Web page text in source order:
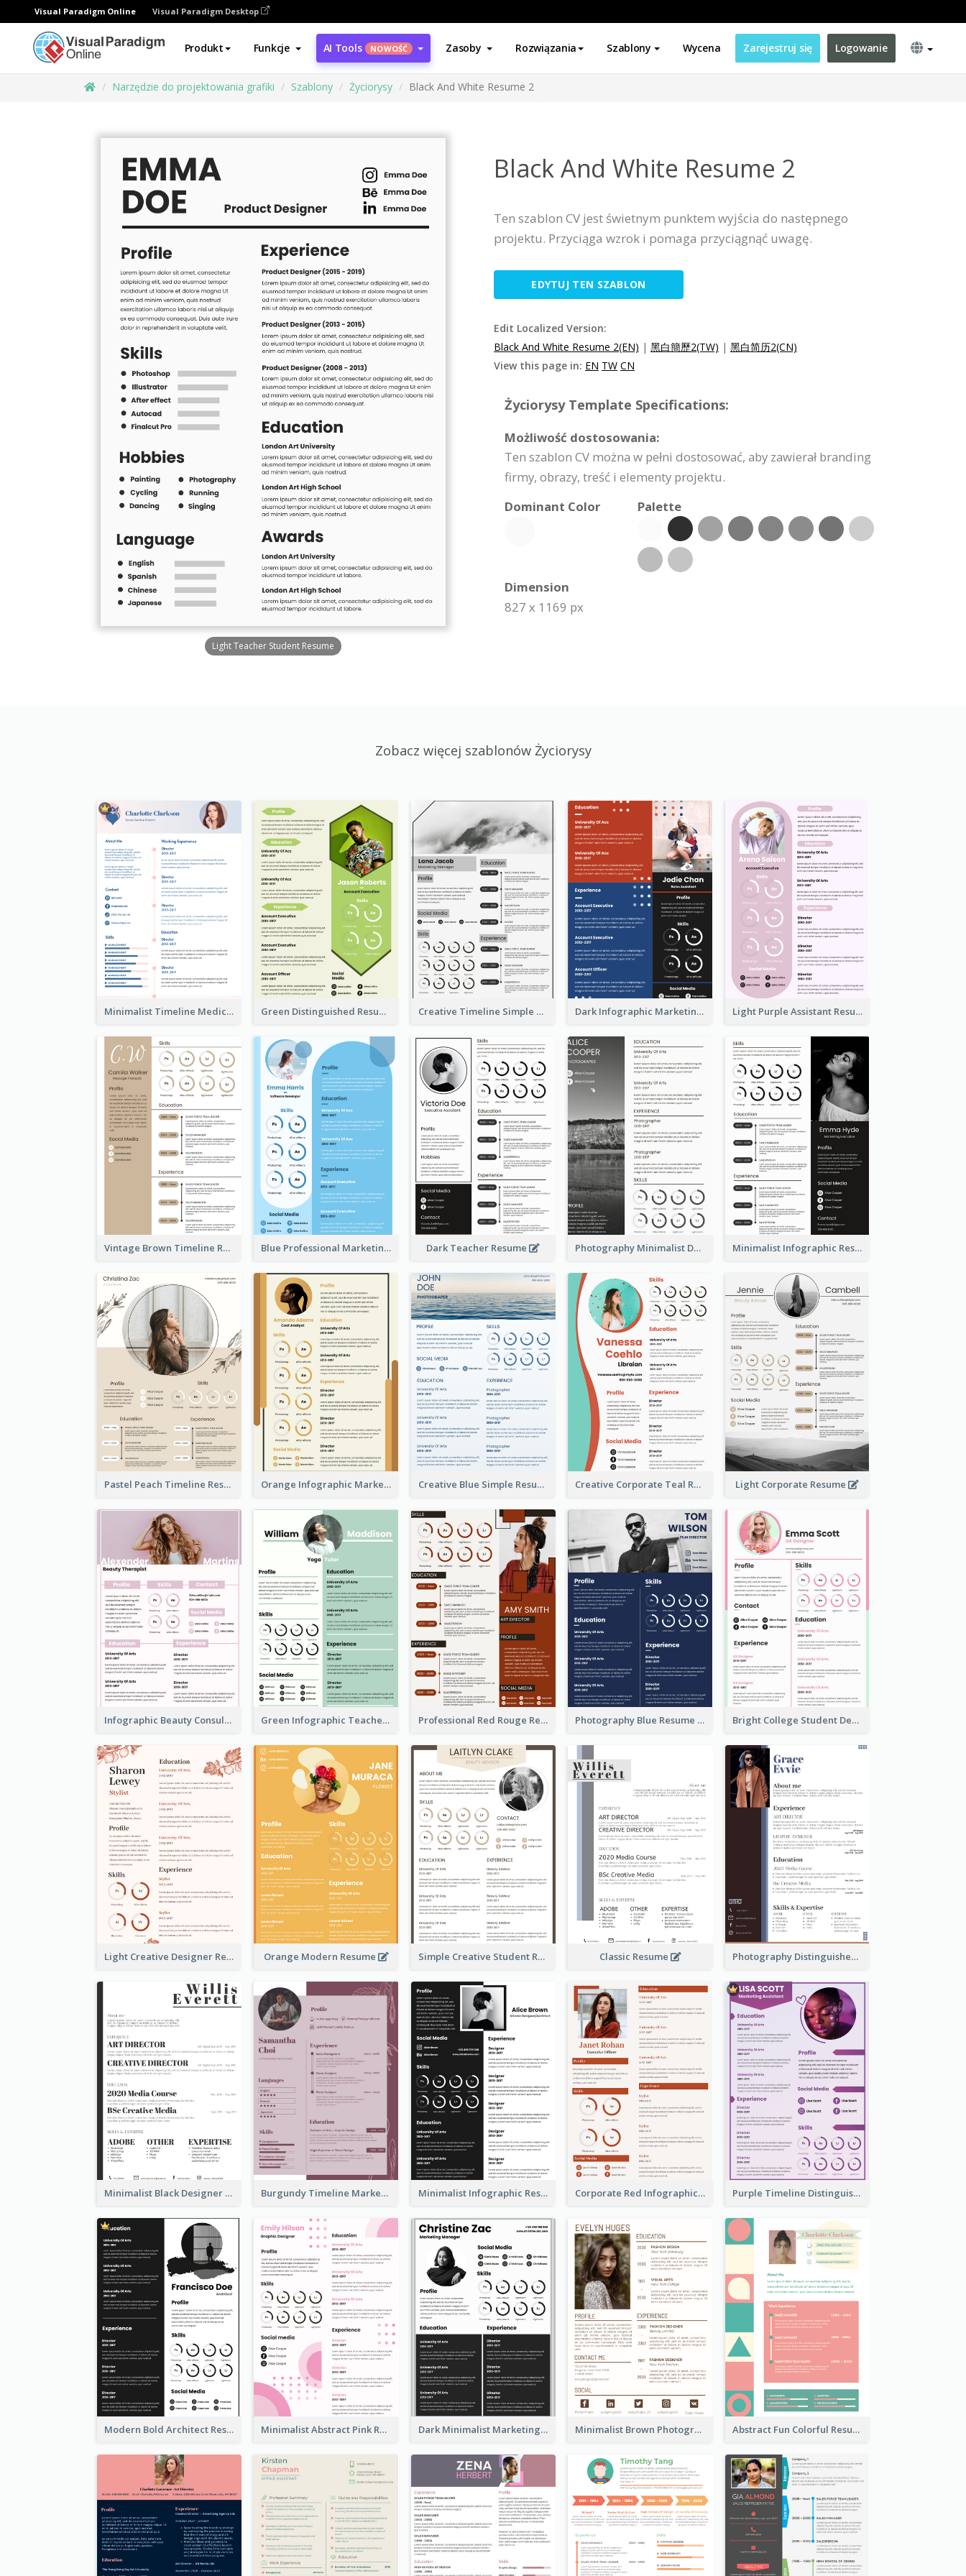
Visual Paradigm Online Visual Paradigm Desktop
Produkt Funkcje AI Tools NOWOŚĆ Zasoby Rozwiązania Szablony Wycena Zarejestruj się Logowanie
Narzędzie do projektowania grafiki Szablony Życiorysy Black And White Resume 2
Light Teacher Student Resume
Black And White Resume 2
Ten szablon CV jest świetnym punktem wyjścia do następnego
projektu. Przyciąga wzrok i pomaga przyciągnąć uwagę.
EDYTUJ TEN SZABLON
Edit Localized Version:
Black And White Resume 2(EN) | 黑白簡歷2(TW) | 黑白简历2(CN)
View this page in: EN TW CN
Życiorysy Template Specifications:
Możliwość dostosowania:
Ten szablon CV można w pełni dostosować, aby zawierał branding
firmy, obrazy, treść i elementy projektu.
Dominant Color
Palette
Dimension
827 x 1169 px
Zobacz więcej szablonów Życiorysy
Minimalist Timeline Medical Student Resume Green Distinguished Resume Creative Timeline Simple Resume Dark Infographic Marketing Assistant Resume Light Purple Assistant Resume
Vintage Brown Timeline Resume Blue Professional Marketing Resume Dark Teacher Resume Photography Minimalist Design Resume Minimalist Infographic Resume
Pastel Peach Timeline Resume Orange Infographic Market Analyst Resume Creative Blue Simple Resume Creative Corporate Teal Resume Light Corporate Resume
Infographic Beauty Consultant Resume Green Infographic Teacher Resume Professional Red Rouge Resume Photography Blue Resume Bright College Student Designer Resume
Light Creative Designer Resume Orange Modern Resume Simple Creative Student Resume Classic Resume Photography Distinguished Resume
Minimalist Black Designer Resume Burgundy Timeline Marketer Resume Minimalist Infographic Resume Corporate Red Infographic Resume Purple Timeline Distinguished Resume
Modern Bold Architect Resume Minimalist Abstract Pink Resume Dark Minimalist Marketing Manager Resume Minimalist Brown Photography Resume Abstract Fun Colorful Resume